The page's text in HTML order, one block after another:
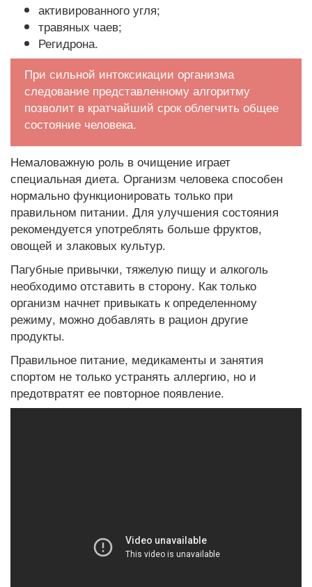
активированного угля;
травяных чаев;
Регидрона.
При сильной интоксикации организма
следование представленному алгоритму
позволит в кратчайший срок облегчить общее
состояние человека.
Немаловажную роль в очищение играет
специальная диета. Организм человека способен
нормально функционировать только при
правильном питании. Для улучшения состояния
рекомендуется употреблять больше фруктов,
овощей и злаковых культур.
Пагубные привычки, тяжелую пищу и алкоголь
необходимо отставить в сторону. Как только
организм начнет привыкать к определенному
режиму, можно добавлять в рацион другие
продукты.
Правильное питание, медикаменты и занятия
спортом не только устранять аллергию, но и
предотвратят ее повторное появление.